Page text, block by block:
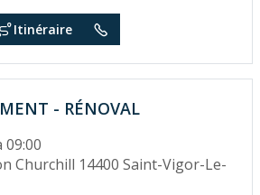
Itinéraire
- RÉNOVAL
09:00
Churchill 14400 Saint-Vigor-Le-